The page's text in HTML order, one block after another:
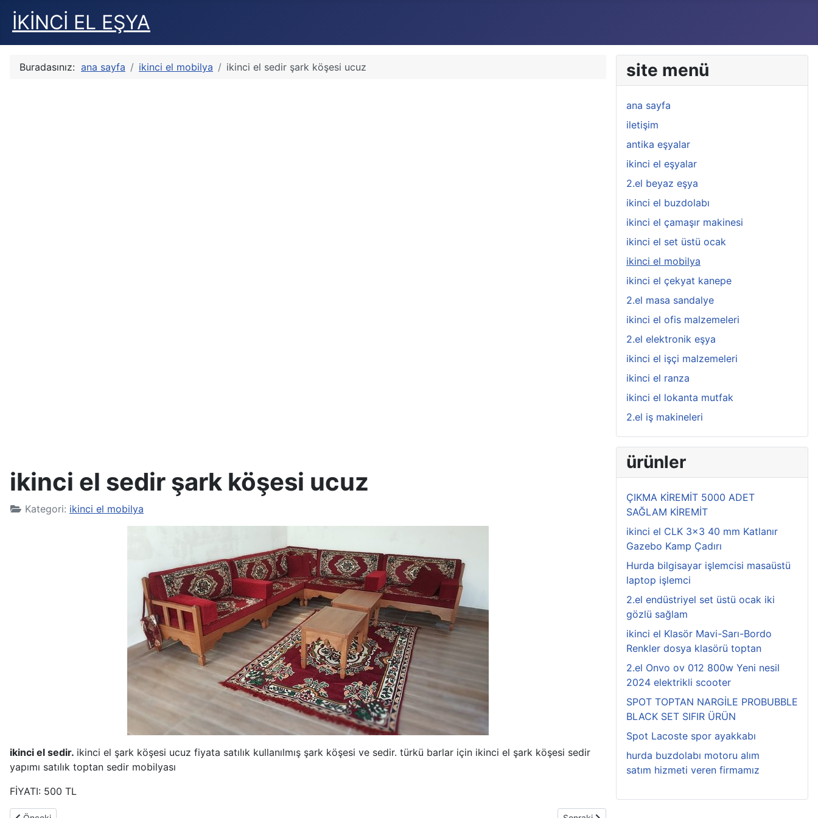
İKİNCİ EL EŞYA
Buradasınız: ana sayfa ikinci el mobilya ikinci el sedir şark köşesi ucuz
ikinci el sedir şark köşesi ucuz
Kategori: ikinci el mobilya
ikinci el sedir. ikinci el şark köşesi ucuz fiyata satılık kullanılmış şark köşesi ve sedir. türkü barlar için ikinci el şark köşesi sedir
yapımı satılık toptan sedir mobilyası
FİYATI: 500 TL
site menü
ana sayfa
iletişim
antika eşyalar
ikinci el eşyalar
2.el beyaz eşya
ikinci el buzdolabı
ikinci el çamaşır makinesi
ikinci el set üstü ocak
ikinci el mobilya
ikinci el çekyat kanepe
2.el masa sandalye
ikinci el ofis malzemeleri
2.el elektronik eşya
ikinci el işçi malzemeleri
ikinci el ranza
ikinci el lokanta mutfak
2.el iş makineleri
ürünler
ÇIKMA KİREMİT 5000 ADET
SAĞLAM KİREMİT
ikinci el CLK 3x3 40 mm Katlanır
Gazebo Kamp Çadırı
Hurda bilgisayar işlemcisi masaüstü
laptop işlemci
2.el endüstriyel set üstü ocak iki
gözlü sağlam
ikinci el Klasör Mavi-Sarı-Bordo
Renkler dosya klasörü toptan
2.el Onvo ov 012 800w Yeni nesil
2024 elektrikli scooter
SPOT TOPTAN NARGİLE PROBUBBLE
BLACK SET SIFIR ÜRÜN
Spot Lacoste spor ayakkabı
hurda buzdolabı motoru alım
satım hizmeti veren firmamız